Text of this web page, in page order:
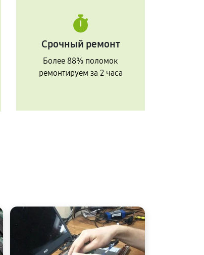
Срочный ремонт
Более 88% поломок
ремонтируем за 2 часа